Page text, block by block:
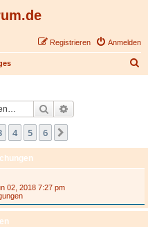
Anmelden
Registrieren
Suche
4 5 6
02, 2018 7:27 pm